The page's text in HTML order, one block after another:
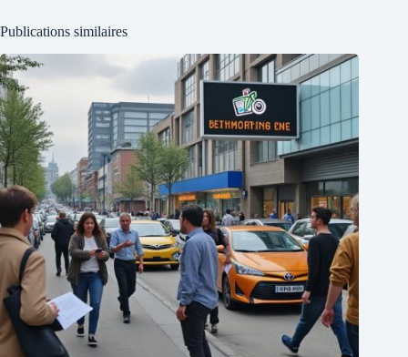
Publications similaires